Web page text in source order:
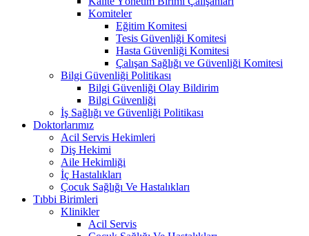
Komiteler
Eğitim Komitesi
Tesis Güvenliği Komitesi
Hasta Güvenliği Komitesi
Çalışan Sağlığı ve Güvenliği Komitesi
Bilgi Güvenliği Politikası
Bilgi Güvenliği Olay Bildirim
Bilgi Güvenliği
İş Sağlığı ve Güvenliği Politikası
Doktorlarımız
Acil Servis Hekimleri
Diş Hekimi
Aile Hekimliği
İç Hastalıkları
Çocuk Sağlığı Ve Hastalıkları
Tıbbi Birimleri
Klinikler
Acil Servis